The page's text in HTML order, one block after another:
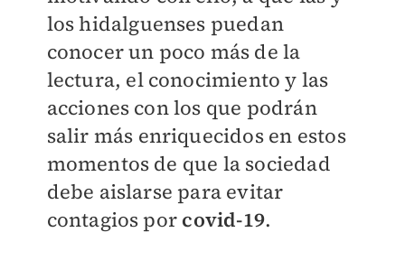
los hidalguenses puedan
conocer un poco más de la
lectura, el conocimiento y las
acciones con los que podrán
salir más enriquecidos en estos
momentos de que la sociedad
debe aislarse para evitar
contagios por covid-19.